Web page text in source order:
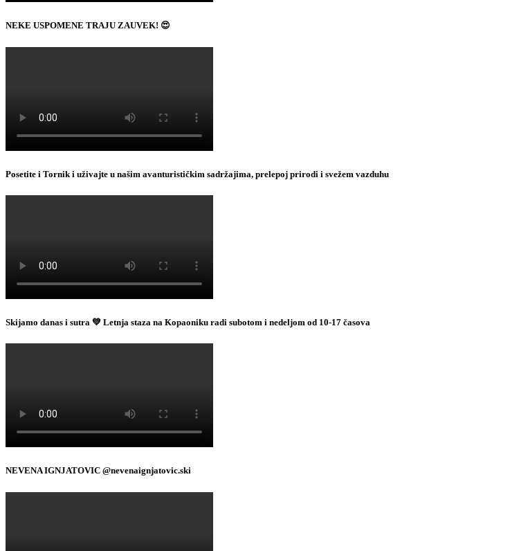
NEKE USPOMENE TRAJU ZAUVEK! 😍
Posetite i Tornik i uživajte u našim avanturističkim sadržajima, prelepoj prirodi i svežem vazduhu
Skijamo danas i sutra 💚 Letnja staza na Kopaoniku radi subotom i nedeljom od 10-17 časova
NEVENA IGNJATOVIC @nevenaignjatovic.ski